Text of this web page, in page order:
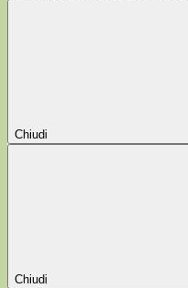
Chiudi
Chiudi